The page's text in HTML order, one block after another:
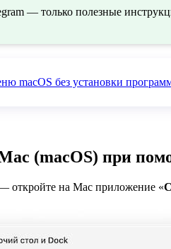
— только полезные
macOS без установки
(macOS) при
откройте на Mac приложение «